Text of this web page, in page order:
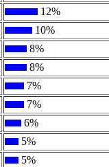
12%
10%
8%
8%
7%
7%
6%
5%
5%